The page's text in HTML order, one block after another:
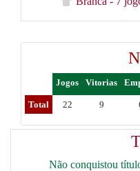
Jogos Vitorias
Total 22 9
Não conquistou